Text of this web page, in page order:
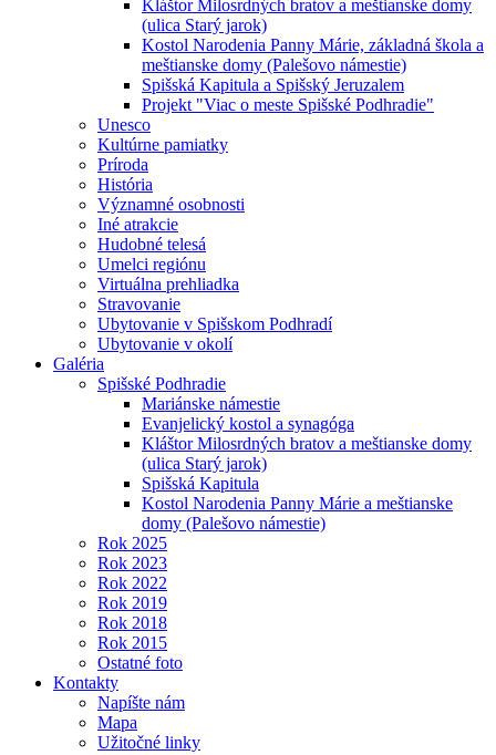
Kláštor Milosrdných bratov a meštianske domy
(ulica Starý jarok)
Kostol Narodenia Panny Márie, základná škola a
meštianske domy (Palešovo námestie)
Spišská Kapitula a Spišský Jeruzalem
Projekt "Viac o meste Spišské Podhradie"
Unesco
Kultúrne pamiatky
Príroda
História
Významné osobnosti
Iné atrakcie
Hudobné telesá
Umelci regiónu
Virtuálna prehliadka
Stravovanie
Ubytovanie v Spišskom Podhradí
Ubytovanie v okolí
Galéria
Spišské Podhradie
Mariánske námestie
Evanjelický kostol a synagóga
Kláštor Milosrdných bratov a meštianske domy
(ulica Starý jarok)
Spišská Kapitula
Kostol Narodenia Panny Márie a meštianske
domy (Palešovo námestie)
Rok 2025
Rok 2023
Rok 2022
Rok 2019
Rok 2018
Rok 2015
Ostatné foto
Kontakty
Napíšte nám
Mapa
Užitočné linky